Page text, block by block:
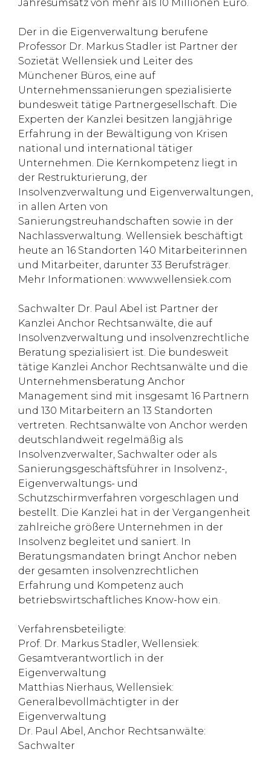
Jahresumsatz von mehr als 10 Millionen Euro.
Der in die Eigenverwaltung berufene
Professor Dr. Markus Stadler ist Partner der
Sozietät Wellensiek und Leiter des
Münchener Büros, eine auf
Unternehmenssanierungen spezialisierte
bundesweit tätige Partnergesellschaft. Die
Experten der Kanzlei besitzen langjährige
Erfahrung in der Bewältigung von Krisen
national und international tätiger
Unternehmen. Die Kernkompetenz liegt in
der Restrukturierung, der
Insolvenzverwaltung und Eigenverwaltungen,
in allen Arten von
Sanierungstreuhandschaften sowie in der
Nachlassverwaltung. Wellensiek beschäftigt
heute an 16 Standorten 140 Mitarbeiterinnen
und Mitarbeiter, darunter 33 Berufsträger.
Mehr Informationen: www.wellensiek.com
Sachwalter Dr. Paul Abel ist Partner der
Kanzlei Anchor Rechtsanwälte, die auf
Insolvenzverwaltung und insolvenzrechtliche
Beratung spezialisiert ist. Die bundesweit
tätige Kanzlei Anchor Rechtsanwälte und die
Unternehmensberatung Anchor
Management sind mit insgesamt 16 Partnern
und 130 Mitarbeitern an 13 Standorten
vertreten. Rechtsanwälte von Anchor werden
deutschlandweit regelmäßig als
Insolvenzverwalter, Sachwalter oder als
Sanierungsgeschäftsführer in Insolvenz-,
Eigenverwaltungs- und
Schutzschirmverfahren vorgeschlagen und
bestellt. Die Kanzlei hat in der Vergangenheit
zahlreiche größere Unternehmen in der
Insolvenz begleitet und saniert. In
Beratungsmandaten bringt Anchor neben
der gesamten insolvenzrechtlichen
Erfahrung und Kompetenz auch
betriebswirtschaftliches Know-how ein.
Verfahrensbeteiligte:
Prof. Dr. Markus Stadler, Wellensiek:
Gesamtverantwortlich in der
Eigenverwaltung
Matthias Nierhaus, Wellensiek:
Generalbevollmächtigter in der
Eigenverwaltung
Dr. Paul Abel, Anchor Rechtsanwälte:
Sachwalter